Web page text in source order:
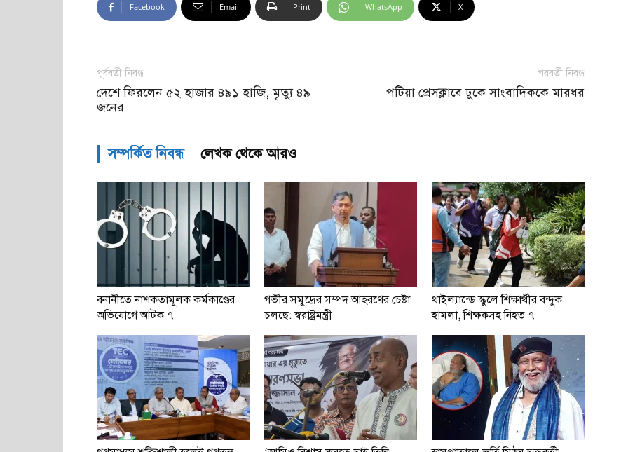
Facebook Email Print WhatsApp X
পূর্ববর্তী নিবন্ধ
দেশে ফিরলেন ৫২ হাজার ৪৯১ হাজি, মৃত্যু ৪৯
জনের
পরবর্তী নিবন্ধ
পটিয়া প্রেসক্লাবে ঢুকে সাংবাদিককে মারধর
সম্পর্কিত নিবন্ধ লেখক থেকে আরও
বনানীতে নাশকতামূলক কর্মকাণ্ডের
অভিযোগে আটক ৭
গভীর সমুদ্রের সম্পদ আহরণের চেষ্টা
চলছে: স্বরাষ্ট্রমন্ত্রী
থাইল্যান্ডে স্কুলে শিক্ষার্থীর বন্দুক
হামলা, শিক্ষকসহ নিহত ৭